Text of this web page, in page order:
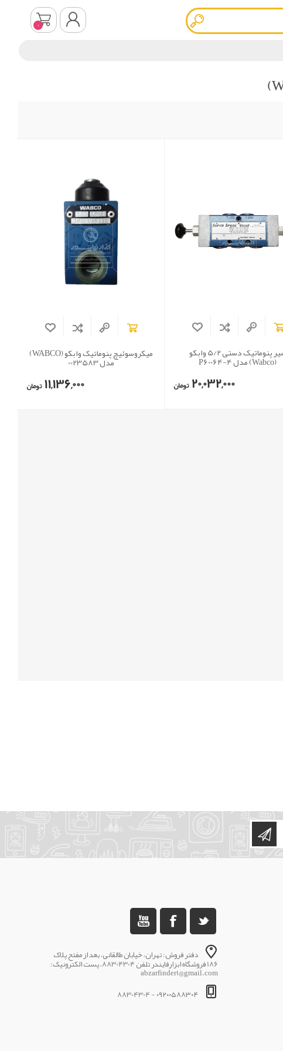
0
شیر پنوماتیک دستی 5/2 وابکو
(Wabco) مدل P60064-4
20,032,000 تومان
میکروسوئیچ پنوماتیک وابکو (WABCO)
مدل 0023583
11,136,000 تومان
دفتر فروش: تهران، خیابان طالقانی، بعد از مفتح پلاک
186 فروشگاه ابزارفایندر تلفن 88304304، پست الکترونیک:
abzarfinder1@gmail.com
۰۹۲۰۰۵۸۸۳۰۴ - 88304304